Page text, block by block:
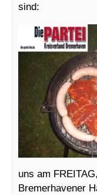
sind:
uns am
Bremerhavener